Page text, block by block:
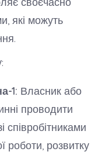
які можуть
1: Власник або
проводити
співробітниками
роботи, розвитку